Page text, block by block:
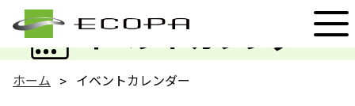
イベントカレンダー
EVENT
ホーム イベントカレンダー